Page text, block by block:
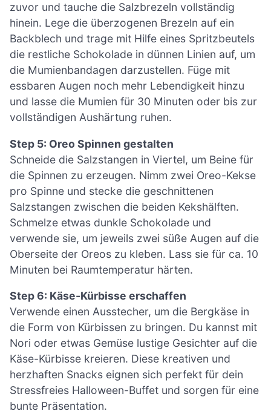
zuvor und tauche die Salzbrezeln vollständig
hinein. Lege die überzogenen Brezeln auf ein
Backblech und trage mit Hilfe eines Spritzbeutels
die restliche Schokolade in dünnen Linien auf, um
die Mumienbandagen darzustellen. Füge mit
essbaren Augen noch mehr Lebendigkeit hinzu
und lasse die Mumien für 30 Minuten oder bis zur
vollständigen Aushärtung ruhen.
Step 5: Oreo Spinnen gestalten
Schneide die Salzstangen in Viertel, um Beine für
die Spinnen zu erzeugen. Nimm zwei Oreo-Kekse
pro Spinne und stecke die geschnittenen
Salzstangen zwischen die beiden Kekshälften.
Schmelze etwas dunkle Schokolade und
verwende sie, um jeweils zwei süße Augen auf die
Oberseite der Oreos zu kleben. Lass sie für ca. 10
Minuten bei Raumtemperatur härten.
Step 6: Käse-Kürbisse erschaffen
Verwende einen Ausstecher, um die Bergkäse in
die Form von Kürbissen zu bringen. Du kannst mit
Nori oder etwas Gemüse lustige Gesichter auf die
Käse-Kürbisse kreieren. Diese kreativen und
herzhaften Snacks eignen sich perfekt für dein
Stressfreies Halloween-Buffet und sorgen für eine
bunte Präsentation.